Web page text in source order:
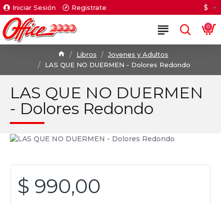
Iniciar Sesión Registrate $
0
Libros
Jovenes y Adultos
LAS QUE NO DUERMEN - Dolores Redondo
LAS QUE NO DUERMEN
- Dolores Redondo
$ 990,00